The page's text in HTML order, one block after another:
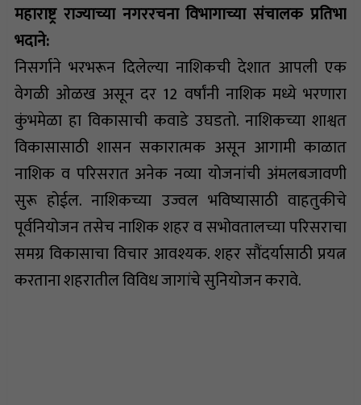
महाराष्ट्र राज्याच्या नगररचना विभागाच्या संचालक प्रतिभा
भदाने:
निसर्गाने भरभरून दिलेल्या नाशिकची देशात आपली एक
वेगळी ओळख असून दर 12 वर्षांनी नाशिक मध्ये भरणारा
कुंभमेळा हा विकासाची कवाडे उघडतो. नाशिकच्या शाश्वत
विकासासाठी शासन सकारात्मक असून आगामी काळात
नाशिक व परिसरात अनेक नव्या योजनांची अंमलबजावणी
सुरू होईल. नाशिकच्या उज्वल भविष्यासाठी वाहतुकीचे
पूर्वनियोजन तसेच नाशिक शहर व सभोवतालच्या परिसराचा
समग्र विकासाचा विचार आवश्यक. शहर सौंदर्यासाठी प्रयत्न
करताना शहरातील विविध जागांचे सुनियोजन करावे.